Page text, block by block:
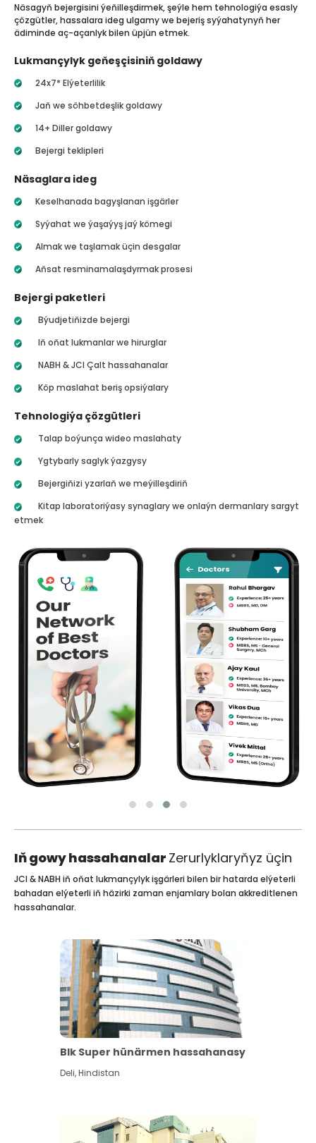
Näsagyň bejergisini ýeňilleşdirmek, şeýle hem tehnologiýa esasly
çözgütler, hassalara ideg ulgamy we bejeriş syýahatynyň her
ädiminde aç-açanlyk bilen üpjün etmek.
Lukmançylyk geňeşçisiniň goldawy
24x7* Elýeterlilik
Jaň we söhbetdeşlik goldawy
14+ Diller goldawy
Bejergi teklipleri
Näsaglara ideg
Keselhanada bagyşlanan işgärler
Syýahat we ýaşaýyş jaý kömegi
Almak we taşlamak üçin desgalar
Aňsat resminamalaşdyrmak prosesi
Bejergi paketleri
Býudjetiňizde bejergi
Iň oňat lukmanlar we hirurglar
NABH & JCI Çalt hassahanalar
Köp maslahat beriş opsiýalary
Tehnologiýa çözgütleri
Talap boýunça wideo maslahaty
Ygtybarly saglyk ýazgysy
Bejergiňizi yzarlaň we meýilleşdiriň
Kitap laboratoriýasy synaglary we onlaýn dermanlary sargyt
etmek
Iň gowy hassahanalar Zerurlyklaryňyz üçin
JCI & NABH iň oňat lukmançylyk işgärleri bilen bir hatarda elýeterli
bahadan elýeterli iň häzirki zaman enjamlary bolan akkreditlenen
hassahanalar.
Blk Super hünärmen hassahanasy
Deli,Hindistan